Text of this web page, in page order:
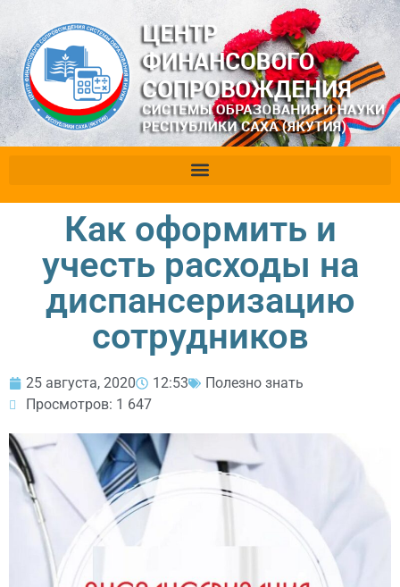
Как оформить и
учесть расходы на
диспансеризацию
сотрудников
25 августа, 2020 12:53
Полезно знать
Просмотров: 1 647